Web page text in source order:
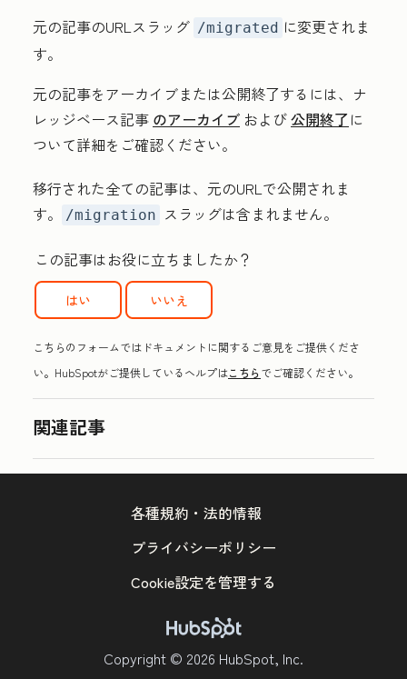
元の記事のURLスラッグ /migrated に変更されま
す。
元の記事をアーカイブまたは公開終了するには、ナ
レッジベース記事 のアーカイブ および公開終了に
ついて詳細をご確認ください。
移行された全ての記事は、元のURLで公開されま
す。
/migration スラッグは含まれません。
この記事はお役に立ちましたか？
はい いいえ
こちらのフォームではドキュメントに関するご意見をご提供くださ
い。HubSpotがご提供しているヘルプはこちらでご確認ください。
関連記事
Copyright © 2026 HubSpot, Inc.
各種規約・法的情報
プライバシーポリシー
Cookie設定を管理する